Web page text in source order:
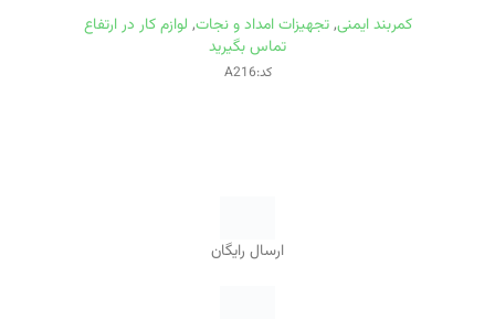
کمربند ایمنی, تجهیزات امداد و نجات, لوازم کار در ارتفاع
تماس بگیرید
کد:A216
ارسال رایگان